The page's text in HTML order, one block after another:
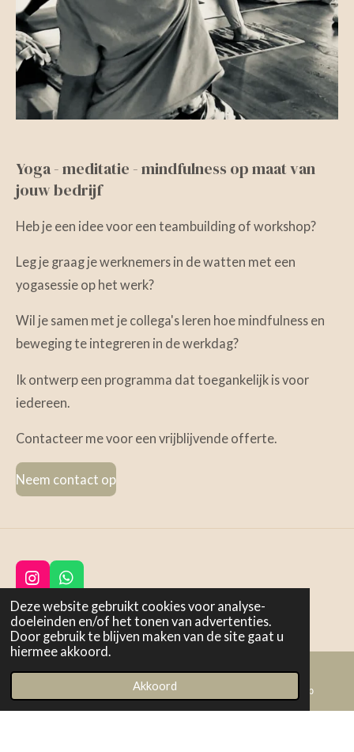
Deze website gebruikt cookies voor analyse-
doeleinden en/of het tonen van advertenties.
Door gebruik te blijven maken van de site gaat u
hiermee akkoord.
Akkoord
Yoga - meditatie - mindfulness op maat van
jouw bedrijf
Heb je een idee voor een teambuilding of workshop?
Leg je graag je werknemers in de watten met een
yogasessie op het werk?
Wil je samen met je collega's leren hoe mindfulness en
beweging te integreren in de werkdag?
Ik ontwerp een programma dat toegankelijk is voor
iedereen.
Contacteer me voor een vrijblijvende offerte.
Neem contact op
I
s
t
a
g
r
m
W
a
t
s
A
p
0497 36 48 81
welkom@carolienkoks.be
BE1001.178.966
Instagram WhatsApp